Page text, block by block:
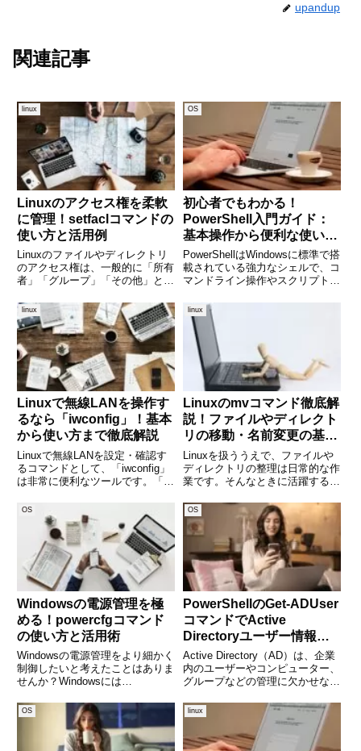
upandup
関連記事
linux
Linuxのアクセス権を柔軟
に管理！setfaclコマンドの
使い方と活用例
Linuxのファイルやディレクトリ
のアクセス権は、一般的に「所有
者」「グループ」「その他」とい
す。これでも基本的な運用には問
題ありませんが、現場では「この
ユーザーだけに読み取り権限を与
えたい」「特定のグループには
OS
初心者でもわかる！
PowerShell入門ガイド：
基本操作から便利な使い方
まで徹底解説
PowerShellはWindowsに標準で搭
載されている強力なシェルで、コ
マンドライン操作やスクリプトに
す。ITエンジニアはもちろん、日
常業務の効率化を図りたいビジネ
スパーソンにも注目されていま
す。しかし「コマ
linux
Linuxで無線LANを操作す
るなら「iwconfig」！基本
から使い方まで徹底解説
Linuxで無線LANを設定・確認す
るコマンドとして、「iwconfig」
は非常に便利なツールです。「無
えない」「サーバー上でWi-Fiの
状態を確認したい」そんなとき、
iwconfigを使えば、無線インター
linux
Linuxのmvコマンド徹底解
説！ファイルやディレクト
リの移動・名前変更の基本
から応用まで
Linuxを扱ううえで、ファイルや
ディレクトリの整理は日常的な作
業です。そんなときに活躍するの
マンドは、ファイルやディレクト
リを「移動」したり、「名前を変
更」したりする際に使用されま
す。使い方はとてもシンプルで
OS
Windowsの電源管理を極
める！powercfgコマンド
の使い方と活用術
Windowsの電源管理をより細かく
制御したいと考えたことはありま
せんか？Windowsには
ドがあり、バッテリーの状態を確
認したり、電源設定を変更したり
することができます。このコマン
ドを活用すれば、PC
OS
PowerShellのGet-ADUser
コマンドでActive
Directoryユーザー情報を
取得する方法
Active Directory（AD）は、企業
内のユーザーやコンピューター、
グループなどの管理に欠かせない
とって、ADユーザーの情報を素
早く取得する手段は日常業務の効
率化に直結します。そこで役立つ
のが、Pow
OS linux